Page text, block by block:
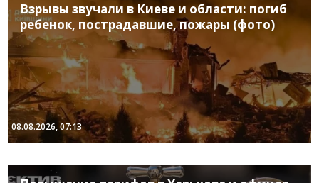
Взрывы звучали в Киеве и области: погиб
ребенок, пострадавшие, пожары (фото)
08.08.2026, 07:13